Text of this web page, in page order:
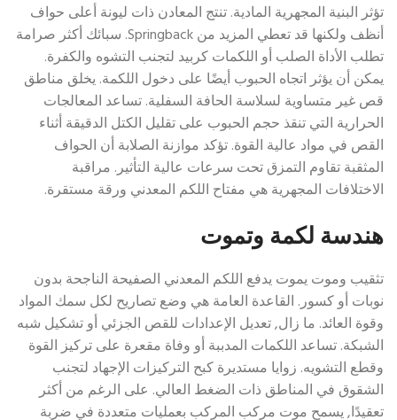
تؤثر البنية المجهرية المادية. تنتج المعادن ذات ليونة أعلى حواف
أنظف ولكنها قد تعطي المزيد من Springback. سبائك أكثر صرامة
تطلب الأداة الصلب أو اللكمات كربيد لتجنب التشوه والكفرة.
يمكن أن يؤثر اتجاه الحبوب أيضًا على دخول اللكمة. يخلق مناطق
قص غير متساوية لسلاسة الحافة السفلية. تساعد المعالجات
الحرارية التي تنقذ حجم الحبوب على تقليل الكتل الدقيقة أثناء
القص في مواد عالية القوة. تؤكد موازنة الصلابة أن الحواف
المثقبة تقاوم التمزق تحت سرعات عالية التأثير. مراقبة
الاختلافات المجهرية هي مفتاح اللكم المعدني ورقة مستقرة.
هندسة لكمة وتموت
تثقيب وموت يموت يدفع اللكم المعدني الصفيحة الناجحة بدون
نوبات أو كسور. القاعدة العامة هي وضع تصاريح لكل سمك المواد
وقوة العائد. ما زال, تعديل الإعدادات للقص الجزئي أو تشكيل شبه
الشبكة. تساعد اللكمات المدببة أو وفاة مقعرة على تركيز القوة
وقطع التشويه. زوايا مستديرة كبح التركيزات الإجهاد لتجنب
الشقوق في المناطق ذات الضغط العالي. على الرغم من أكثر
تعقيدًا, يسمح موت مركب المركب بعمليات متعددة في ضربة